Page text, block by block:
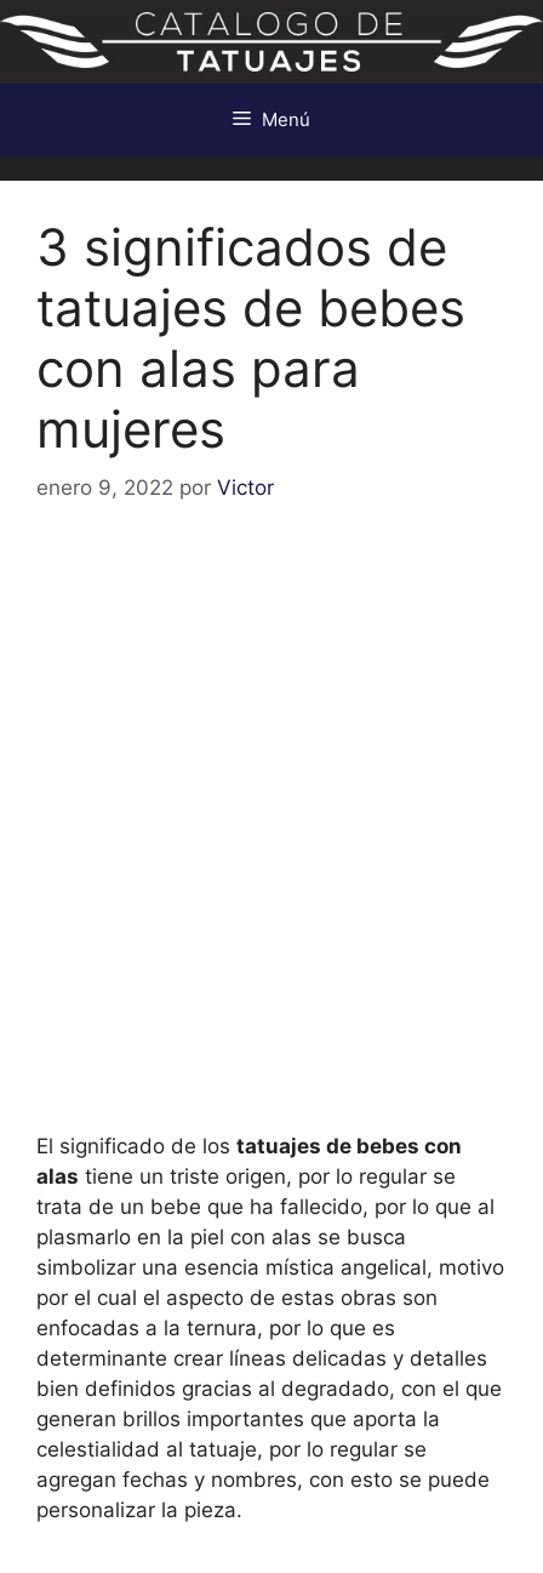
Saltar
contenido
Menú
3 significados de
tatuajes de bebes
con alas para
mujeres
enero 9, 2022 por Victor
El significado de los tatuajes de bebes con
alas tiene un triste origen, por lo regular se
trata de un bebe que ha fallecido, por lo que al
plasmarlo en la piel con alas se busca
simbolizar una esencia mística angelical, motivo
por el cual el aspecto de estas obras son
enfocadas a la ternura, por lo que es
determinante crear líneas delicadas y detalles
bien definidos gracias al degradado, con el que
generan brillos importantes que aporta la
celestialidad al tatuaje, por lo regular se
agregan fechas y nombres, con esto se puede
personalizar la pieza.